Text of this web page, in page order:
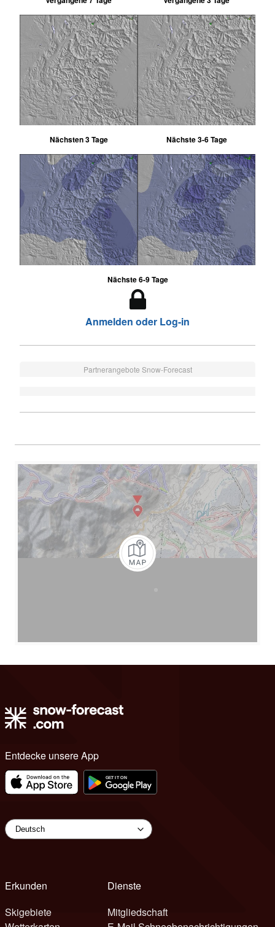
Nächsten 3 Tage Nächste 3-6 Tage
Nächste 6-9 Tage
Anmelden oder Log-in
Partnerangebote Snow-Forecast
Entdecke unsere App
Erkunden
Skigebiete
Dienste
Mitgliedschaft